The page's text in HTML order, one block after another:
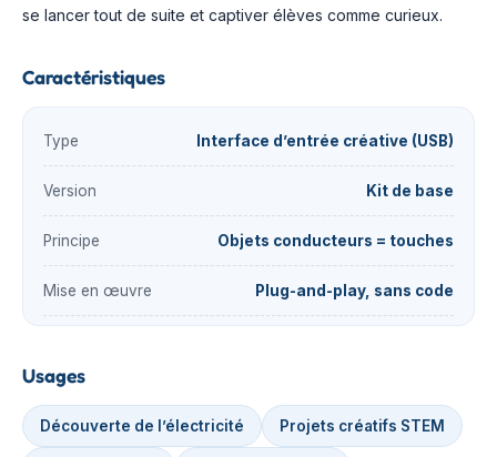
se lancer tout de suite et captiver élèves comme curieux.
Caractéristiques
Type Interface d’entrée créative (USB)
Version Kit de base
Principe Objets conducteurs = touches
Mise en œuvre Plug-and-play, sans code
Usages
Découverte de l’électricité Projets créatifs STEM